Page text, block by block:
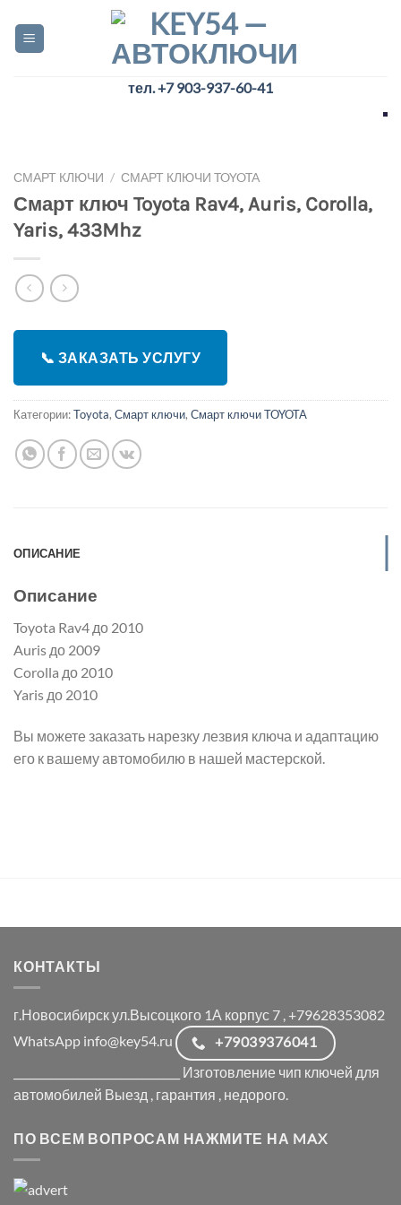
content
тел. +7 903-937-60-41
СМАРТ КЛЮЧИ / СМАРТ КЛЮЧИ TOYOTA
Смарт ключ Toyota Rav4, Auris, Corolla,
Yaris, 433Mhz
📞 ЗАКАЗАТЬ УСЛУГУ
Категории:Toyota, Смарт ключи, Смарт ключи TOYOTA
ОПИСАНИЕ
Описание
Toyota Rav4 до 2010
Auris до 2009
Corolla до 2010
Yaris до 2010
Вы можете заказать нарезку лезвия ключа и адаптацию
его к вашему автомобилю в нашей мастерской.
КОНТАКТЫ
г.Новосибирск ул.Высоцкого 1А корпус 7 , +79628353082
WhatsApp info@key54.ru
+79039376041
_______________________________ Изготовление чип ключей для
автомобилей Выезд , гарантия , недорого.
ПО ВСЕМ ВОПРОСАМ НАЖМИТЕ НА MAX